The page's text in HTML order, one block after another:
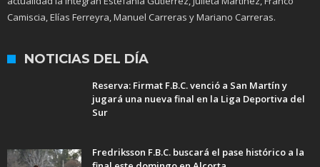
Camiscia, Elías Ferreyra, Manuel Carreras y Mariano Carreras.
NOTICIAS DEL DÍA
Reserva: Firmat F.B.C. venció a San Martín y
jugará una nueva final en la Liga Deportiva del
Sur
Fredriksson F.B.C. buscará el pase histórico a la